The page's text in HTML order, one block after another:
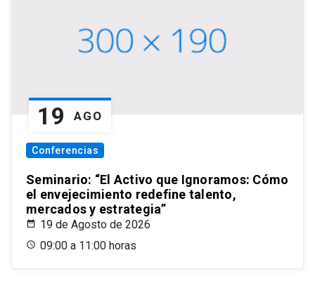
19 AGO
Conferencias
Seminario: “El Activo que Ignoramos: Cómo
el envejecimiento redefine talento,
mercados y estrategia”
19 de Agosto de 2026
09:00 a 11:00 horas